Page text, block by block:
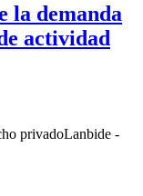
la demanda
actividad
privadoLanbide -